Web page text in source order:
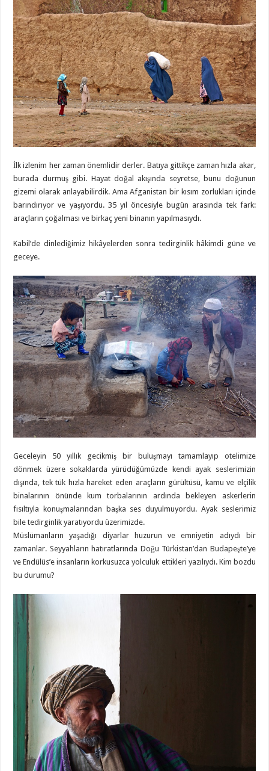
İlk izlenim her zaman önemlidir derler. Batıya gittikçe zaman hızla akar,
burada durmuş gibi. Hayat doğal akışında seyretse, bunu doğunun
gizemi olarak anlayabilirdik. Ama Afganistan bir kısım zorlukları içinde
barındırıyor ve yaşıyordu. 35 yıl öncesiyle bugün arasında tek fark:
araçların çoğalması ve birkaç yeni binanın yapılmasıydı.
Kabil’de dinlediğimiz hikâyelerden sonra tedirginlik hâkimdi güne ve
geceye.
Geceleyin 50 yıllık gecikmiş bir buluşmayı tamamlayıp otelimize
dönmek üzere sokaklarda yürüdüğümüzde kendi ayak seslerimizin
dışında, tek tük hızla hareket eden araçların gürültüsü, kamu ve elçilik
binalarının önünde kum torbalarının ardında bekleyen askerlerin
fısıltıyla konuşmalarından başka ses duyulmuyordu. Ayak seslerimiz
bile tedirginlik yaratıyordu üzerimizde.
Müslümanların yaşadığı diyarlar huzurun ve emniyetin adıydı bir
zamanlar. Seyyahların hatıratlarında Doğu Türkistan’dan Budapeşte’ye
ve Endülüs’e insanların korkusuzca yolculuk ettikleri yazılıydı. Kim bozdu
bu durumu?